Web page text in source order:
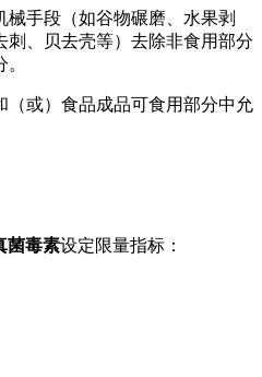
械手段（如谷物碾磨、水果剥
刺、贝去壳等）去除非食用部分
（或）食品成品可食用部分中允
菌毒素设定限量指标：